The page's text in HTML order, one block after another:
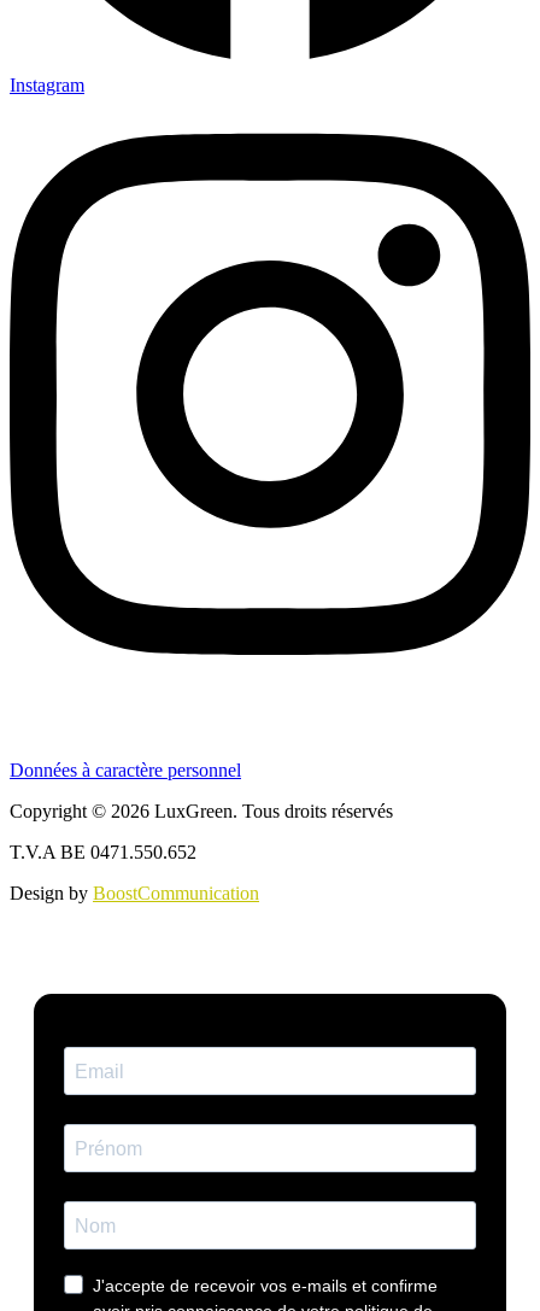
Instagram
Données à caractère personnel
Copyright © 2026 LuxGreen. Tous droits réservés
T.V.A BE 0471.550.652
Design by BoostCommunication